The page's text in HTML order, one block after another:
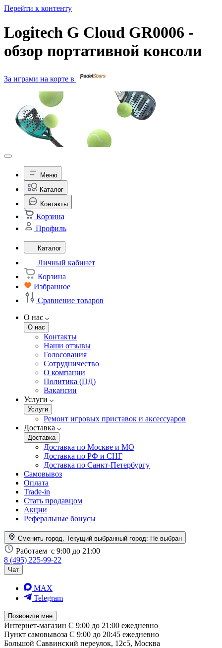
Перейти к контенту
Logitech G Cloud GR0006 -
обзор портативной консоли
За играми на корте в
Меню
Каталог
Контакты
Корзина
Профиль
Каталог
Личный кабинет
Корзина
Избранное
Сравнение товаров
О нас
О нас
Контакты
Наши отзывы
Голосования
Сотрудничество
О компании
Политика (ПД)
Вакансии
Услуги
Услуги
Ремонт игровых приставок и аксессуаров
Доставка
Доставка
Доставка по Москве и МО
Доставка по РФ и СНГ
Доставка по Санкт-Петербургу
Самовывоз
Оплата
Trade-in
Стать продавцом
Акции
Реферальные бонусы
Сменить город. Текущий выбранный город: Не выбран
Работаем с 9:00 до 21:00
8 (495) 225-99-22
Чат
MAX
Telegram
Позвоните мне
Интернет-магазин С 9:00 до 21:00 ежедневно
Пункт самовывоза С 9:00 до 20:45 ежедневно
Большой Саввинский переулок, 12с5, Москва